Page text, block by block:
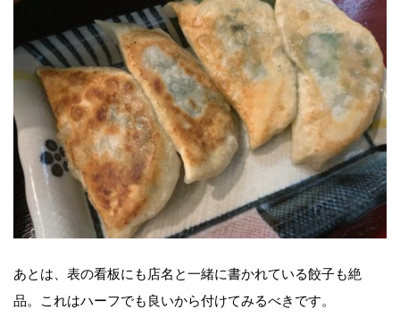
あとは、表の看板にも店名と一緒に書かれている餃子も絶
品。これはハーフでも良いから付けてみるべきです。